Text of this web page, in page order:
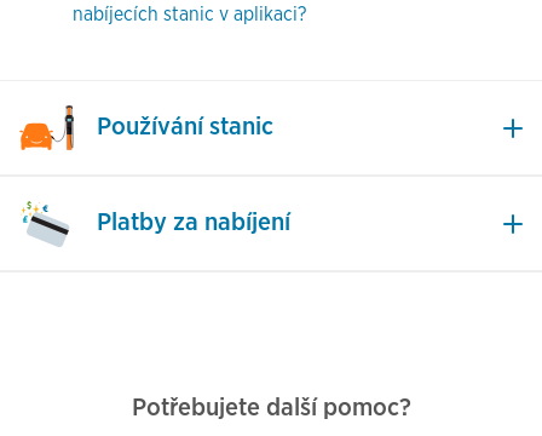
nabíjecích stanic v aplikaci?
Používání stanic
Platby za nabíjení
Potřebujete další pomoc?